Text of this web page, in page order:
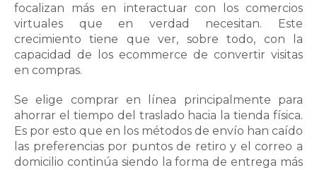
focalizan más en interactuar con los comercios
virtuales que en verdad necesitan. Este
crecimiento tiene que ver, sobre todo, con la
capacidad de los ecommerce de convertir visitas
en compras.
Se elige comprar en línea principalmente para
ahorrar el tiempo del traslado hacia la tienda física.
Es por esto que en los métodos de envío han caído
las preferencias por puntos de retiro y el correo a
domicilio continúa siendo la forma de entrega más